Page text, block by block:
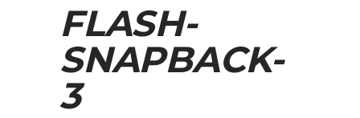
FLASH-
SNAPBACK-
3